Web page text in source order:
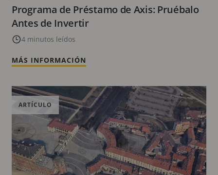
Programa de Préstamo de Axis: Pruébalo
Antes de Invertir
4 minutos leídos
MÁS INFORMACIÓN
ARTÍCULO